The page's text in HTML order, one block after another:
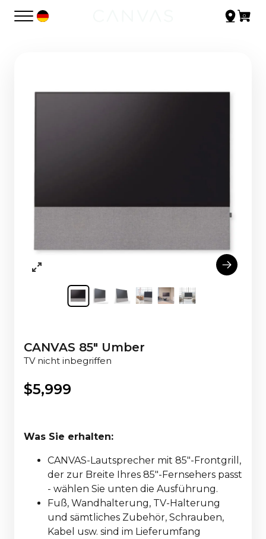
CANVAS 85" Umber
TV nicht inbegriffen
$5,999
Was Sie erhalten:
CANVAS-Lautsprecher mit 85"-Frontgrill,
der zur Breite Ihres 85"-Fernsehers passt
- wählen Sie unten die Ausführung.
Fuß, Wandhalterung, TV-Halterung
und sämtliches Zubehör, Schrauben,
Kabel usw. sind im Lieferumfang